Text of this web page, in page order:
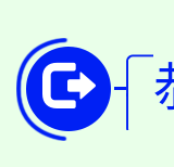
版
公告
代理
「